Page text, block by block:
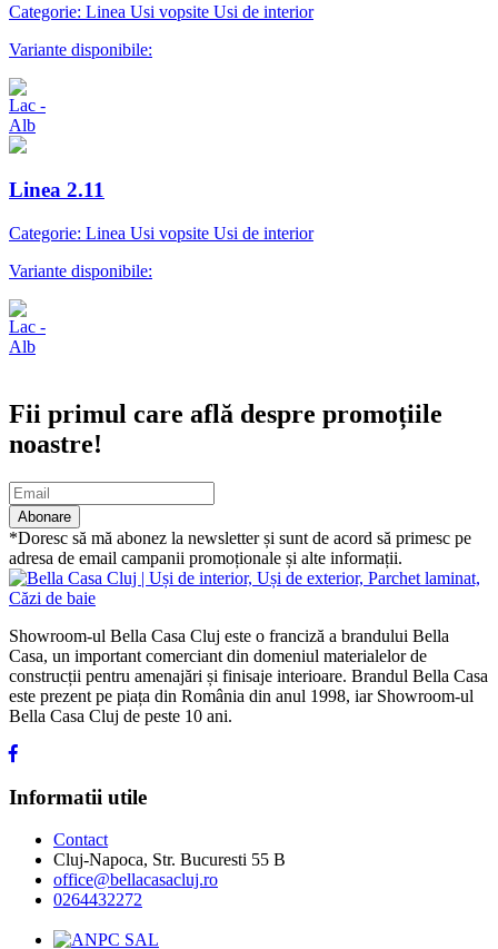
Categorie: Linea Usi vopsite Usi de interior
Variante disponibile:
Linea 2.11
Categorie: Linea Usi vopsite Usi de interior
Variante disponibile:
Fii primul care află despre promoțiile
noastre!
Abonare
*Doresc să mă abonez la newsletter și sunt de acord să primesc pe
adresa de email campanii promoționale și alte informații.
Showroom-ul Bella Casa Cluj este o franciză a brandului Bella
Casa, un important comerciant din domeniul materialelor de
construcții pentru amenajări și finisaje interioare. Brandul Bella Casa
este prezent pe piața din România din anul 1998, iar Showroom-ul
Bella Casa Cluj de peste 10 ani.
Informatii utile
Contact
Cluj-Napoca, Str. Bucuresti 55 B
office@bellacasacluj.ro
0264432272